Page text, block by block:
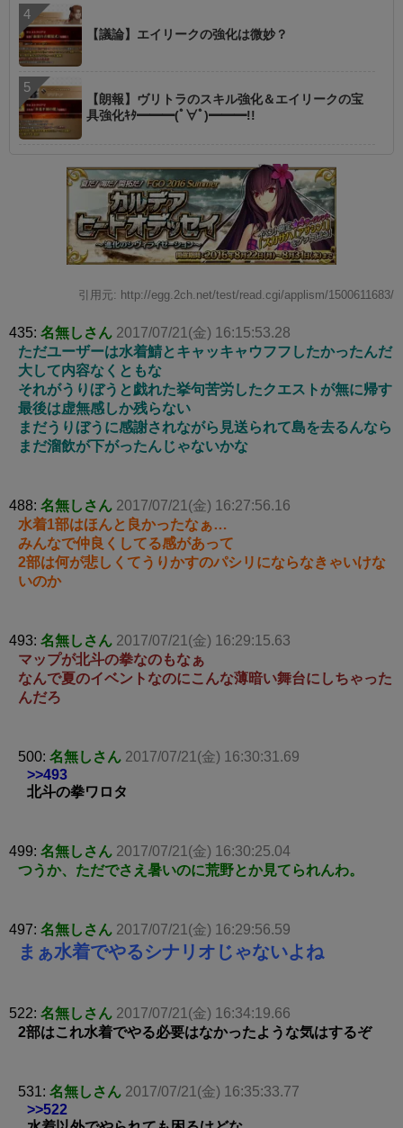
【議論】エイリークの強化は微妙？
【朗報】ヴリトラのスキル強化＆エイリークの宝
具強化ｷﾀ━━━(ﾟ∀ﾟ)━━━!!
引用元: http://egg.2ch.net/test/read.cgi/applism/1500611683/
435: 名無しさん 2017/07/21(金) 16:15:53.28
ただユーザーは水着鯖とキャッキャウフフしたかったんだ
大して内容なくともな
それがうりぼうと戯れた挙句苦労したクエストが無に帰す
最後は虚無感しか残らない
まだうりぼうに感謝されながら見送られて島を去るんなら
まだ溜飲が下がったんじゃないかな
488: 名無しさん 2017/07/21(金) 16:27:56.16
水着1部はほんと良かったなぁ…
みんなで仲良くしてる感があって
2部は何が悲しくてうりかすのパシリにならなきゃいけな
いのか
493: 名無しさん 2017/07/21(金) 16:29:15.63
マップが北斗の拳なのもなぁ
なんで夏のイベントなのにこんな薄暗い舞台にしちゃった
んだろ
500: 名無しさん 2017/07/21(金) 16:30:31.69
>>493
北斗の拳ワロタ
499: 名無しさん 2017/07/21(金) 16:30:25.04
つうか、ただでさえ暑いのに荒野とか見てられんわ。
497: 名無しさん 2017/07/21(金) 16:29:56.59
まぁ水着でやるシナリオじゃないよね
522: 名無しさん 2017/07/21(金) 16:34:19.66
2部はこれ水着でやる必要はなかったような気はするぞ
531: 名無しさん 2017/07/21(金) 16:35:33.77
>>522